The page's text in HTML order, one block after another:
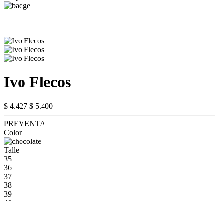
Ivo Flecos
$ 4.427 $ 5.400
PREVENTA
Color
Talle
35
36
37
38
39